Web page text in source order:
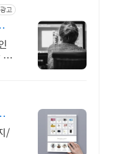
광고
기
/